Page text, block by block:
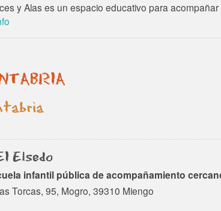
y Alas es un espacio educativo para
Elsedo
infantil pública de acompañamiento
Torcas, 95, Mogro, 39310 Miengo